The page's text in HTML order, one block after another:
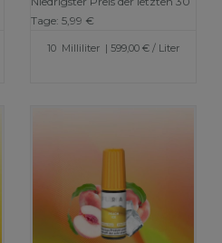
Tage: 5,99 €
10 Milliliter | 599,00 € / Liter